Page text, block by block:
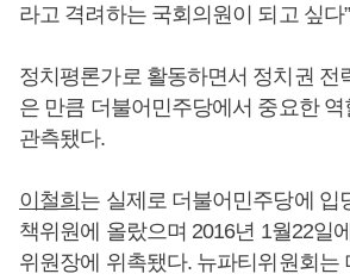
라고 격려하는 국회의원이 되고 싶다
정치평론가로 활동하면서 정치권 전
은 만큼 더불어민주당에서 중요한
관측됐다.
이철희 는 실제로 더불어민주당에 입
책위원에 올랐으며 2016년 1월22일
위원장에 위촉됐다. 뉴파티위원회는